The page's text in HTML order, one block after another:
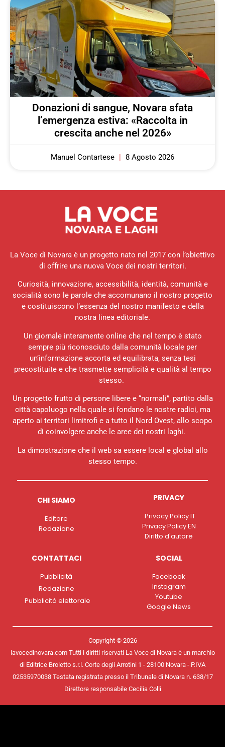
Donazioni di sangue, Novara sfata
l’emergenza estiva: «Raccolta in
crescita anche nel 2026»
Manuel Contartese 8 Agosto 2026
La Voce di Novara è un progetto nato nel 2017 con l’obiettivo
di offrire una nuova Voce dei nostri territori.
Curiosità, innovazione, accessibilità, identità, comunità e
socialità sono le parole che accomunano il nostro progetto
e costituiscono l’essenza del nostro manifesto e della
nostra linea editoriale.
Un giornale interamente online che nel tempo è stato
sempre più riconosciuto dalla comunità locale per
un’informazione accorta ed equilibrata, senza tesi
precostituite e che trasmette semplicità e qualità al tempo
stesso.
Un progetto frutto di persone libere e “normali”, partito dalla
città capoluogo nella quale si fondano le nostre radici, ma
aperto ai territori limitrofi e a tutto il Nord Ovest, allo scopo
di coinvolgere anche le aree dei nostri laghi.
La dimostrazione che il web sa essere local e global allo
stesso tempo.
CHI SIAMO
Editore
Redazione
PRIVACY
Privacy Policy IT
Privacy Policy EN
Diritto d'autore
CONTATTACI
Pubblicità
Redazione
Pubblicità elettorale
SOCIAL
Facebook
Instagram
Youtube
Google News
Copyright © 2026
lavocedinovara.com Tutti i diritti riservati La Voce di Novara è un marchio
di Editrice Broletto s.r.l. Corte degli Arrotini 1 - 28100 Novara - P.IVA
02535970038 Testata registrata presso il Tribunale di Novara n. 638/17
Direttore responsabile Cecilia Colli